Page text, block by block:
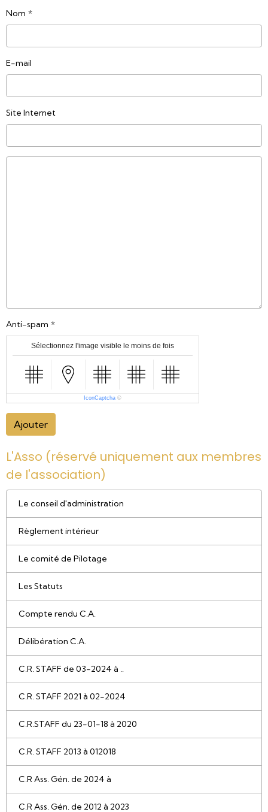
Nom
E-mail
Site Internet
Anti-spam
Sélectionnez l'image visible le moins de fois
IconCaptcha ©
Ajouter
L'Asso (réservé uniquement aux membres
de l'association)
Le conseil d'administration
Règlement intérieur
Le comité de Pilotage
Les Statuts
Compte rendu C.A.
Délibération C.A.
C.R. STAFF de 03-2024 à ..
C.R. STAFF 2021 à 02-2024
C.R.STAFF du 23-01-18 à 2020
C.R. STAFF 2013 à 012018
C.R Ass. Gén. de 2024 à
C.R Ass. Gén. de 2012 à 2023